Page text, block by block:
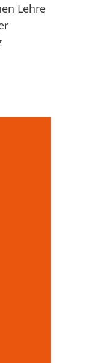
Lehre